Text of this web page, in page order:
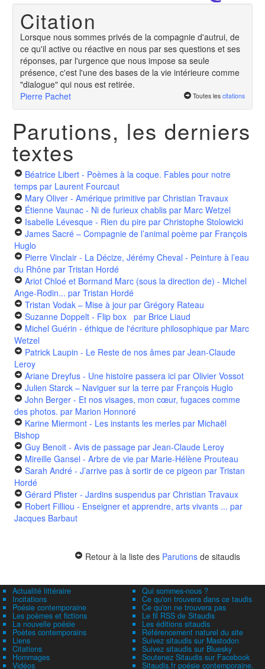
Citation
Lorsque nous sommes privés de la compagnie d'autrui, de
ce qu'il active ou réactive en nous par ses questions et ses
réponses, par l'urgence que nous impose sa seule
présence, c'est l'une des bases de la vie intérieure comme
"dialogue" qui nous est retirée.
Pierre Pachet
Toutes les citations
Parutions, les derniers
textes
Béatrice Libert - Poèmes à la coque. Fables pour notre
temps par Laurent Fourcaut
Mary Oliver - Amérique primitive par Christian Travaux
Étienne Vaunac - Ni de furieux chablis par Marc Wetzel
Isabelle Lévesque - Rien du pire par Christophe Stolowicki
James Sacré – Compagnie de l’animal poème par François
Huglo
Pierre Vinclair - La Décize, Jérémy Cheval - Peinture à l’eau
du Rhône par Tristan Hordé
Ariot Chloé et Bormand Marc (sous la direction de) - Michel
Ange-Rodin... par Tristan Hordé
Tristan Vodak – Mise à jour par Grégory Rateau
Suzanne Doppelt - Flip box par Brice Liaud
Michel Guérin - éthique de l'écriture philosophique par Marc
Wetzel
Patrick Laupin - Le Reste de nos âmes par Jean-Claude
Leroy
Ariane Dreyfus - Une histoire passera ici par Olivier Vossot
Julien Starck – Naviguer sur la terre par François Huglo
John Berger - Et nos visages, mon cœur, fugaces comme
des photos. par Marion Honnoré
Karine Miermont - Les instants les merles par Michaël
Bishop
Guy Benoit - Avis de passage par Jean-Claude Leroy
Mireille Gansel - Arbre de vie par Marie-Hélène Prouteau
Sarah André - J’arrive pas à sortir de ce pigeon par Tristan
Hordé
Gérard Pfister - Jardins suspendus par Christian Travaux
Robert Filliou - Enseigner et apprendre, arts vivants ... par
Jacques Barbaut
Retour à la liste des Parutions de sitaudis
Actualité littéraire
Incitations
Poésie contemporaine
Les poèmes et fictions
La nouvelle poésie
Poètes contemporains
Liens
Citations
Hommages
Vidéos
Qui sommes-nous ?
Ce qu'on trouvera dans ce taudis
Ce qu'on ne trouvera pas
Le fil RSS de Sitaudis
Les éditions sitaudis
Référencement naturel du site
Suivez sitaudis sur Mastodon
Suivez sitaudis sur Bluesky
Soutenez Sitaudis sur Facebook
Sitaudis.fr poésie contemporaine,